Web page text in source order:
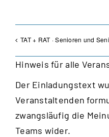
TAT + RAT · Senioren und
Hinweis für alle
Der Einladungstext
Veranstaltenden
zwangsläufig die
Teams wider.